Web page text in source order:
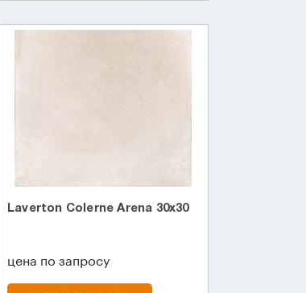
Laverton Colerne Arena 30х30
цена по запросу